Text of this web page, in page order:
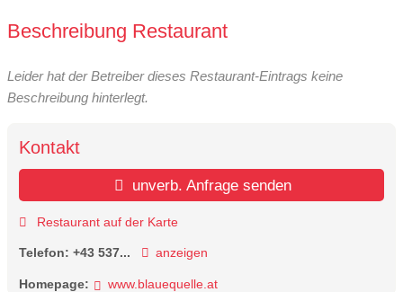
Beschreibung Restaurant
Leider hat der Betreiber dieses Restaurant-Eintrags keine
Beschreibung hinterlegt.
Kontakt
unverb. Anfrage senden
Restaurant auf der Karte
Telefon: +43 537... anzeigen
Homepage: www.blauequelle.at